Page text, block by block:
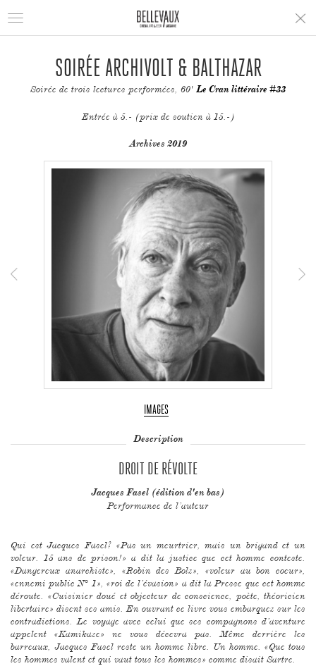
Toggle
SOIRÉE ARCHIVOLT & BALTHAZAR
Soirée de trois lectures performées, 60' Le Cran littéraire #33
Entrée à 5.- (prix de soutien à 15.-)
Archives 2019
IMAGES
Description
DROIT DE RÉVOLTE
Jacques Fasel (édition d'en bas)
Performance de l’auteur
Qui est Jacques Fasel? «Pas un meurtrier, mais un brigand et un
voleur. 15 ans de prison!» a dit la justice que cet homme conteste.
«Dangereux anarchiste», «Robin des Bolz», «voleur au bon coeur»,
«ennemi public N° 1», «roi de l’évasion» a dit la Presse que cet homme
déroute. «Cuisinier doué et objecteur de conscience, poète, théoricien
libertaire» disent ses amis. En ouvrant ce livre vous embarquez sur les
contradictions. Le voyage avec celui que ses compagnons d’aventure
appelent «Kamikaze» ne vous décevra pas. Même derrière les
barreaux, Jacques Fasel reste un homme libre. Un homme. «Que tous
les hommes valent et qui vaut tous les hommes» comme disait Sartre.